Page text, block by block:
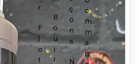
r
F
l
o
t
B
o
u
i
l
ç
o
n
s
N
o
m
m
a
n